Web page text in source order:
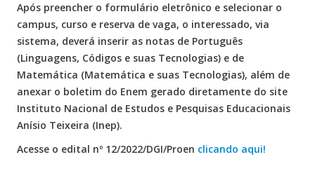
Após preencher o formulário eletrônico e selecionar o
campus, curso e reserva de vaga, o interessado, via
sistema, deverá inserir as notas de Português
(Linguagens, Códigos e suas Tecnologias) e de
Matemática (Matemática e suas Tecnologias), além de
anexar o boletim do Enem gerado diretamente do site
Instituto Nacional de Estudos e Pesquisas Educacionais
Anísio Teixeira (Inep).
Acesse o edital nº 12/2022/DGI/Proen clicando aqui!